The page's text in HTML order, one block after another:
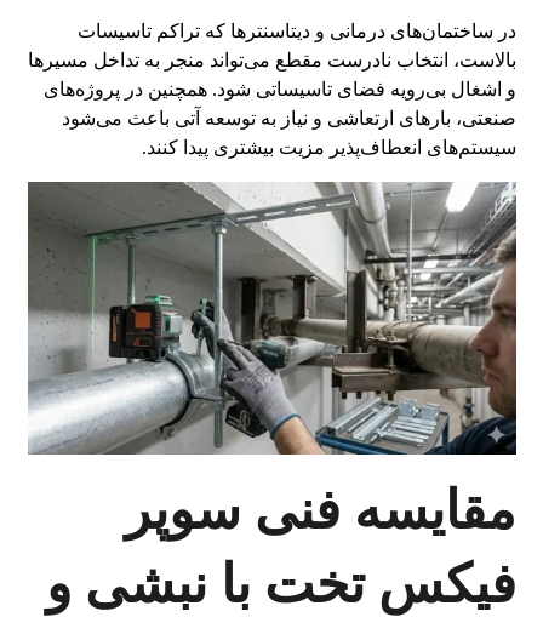
در ساختمان‌های درمانی و دیتاسنترها که تراکم تاسیسات
بالاست، انتخاب نادرست مقطع می‌تواند منجر به تداخل مسیرها
و اشغال بی‌رویه فضای تاسیساتی شود. همچنین در پروژه‌های
صنعتی، بارهای ارتعاشی و نیاز به توسعه آتی باعث می‌شود
سیستم‌های انعطاف‌پذیر مزیت بیشتری پیدا کنند.
مقایسه فنی سوپر
فیکس تخت با نبشی و